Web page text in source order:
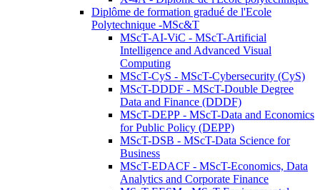
Diplôme de formation gradué de l'Ecole
Polytechnique -MSc&T
MScT-AI-ViC - MScT-Artificial
Intelligence and Advanced Visual
Computing
MScT-CyS - MScT-Cybersecurity (CyS)
MScT-DDDF - MScT-Double Degree
Data and Finance (DDDF)
MScT-DEPP - MScT-Data and Economics
for Public Policy (DEPP)
MScT-DSB - MScT-Data Science for
Business
MScT-EDACF - MScT-Economics, Data
Analytics and Corporate Finance